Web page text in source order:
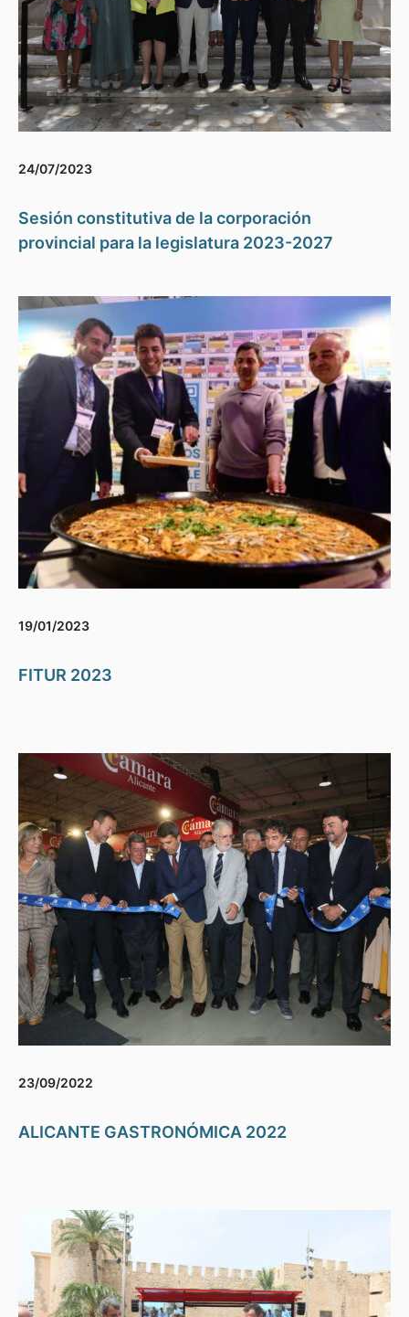
24/07/2023
Sesión constitutiva de la corporación
provincial para la legislatura 2023-2027
19/01/2023
FITUR 2023
23/09/2022
ALICANTE GASTRONÓMICA 2022